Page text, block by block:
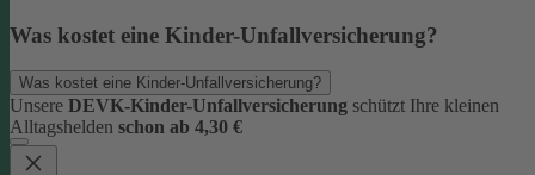
Was kostet eine Kinder-Unfallversicherung?
Was kostet eine Kinder-Unfallversicherung?
Unsere DEVK-Kinder-Unfallversicherung schützt Ihre kleinen
Alltagshelden schon ab 4,30 €